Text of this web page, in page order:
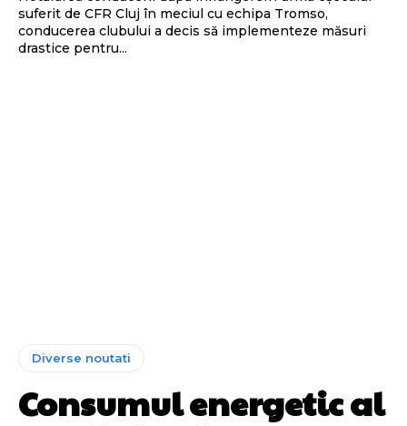
suferit de CFR Cluj în meciul cu echipa Tromso,
conducerea clubului a decis să implementeze măsuri
drastice pentru...
Diverse noutati
Consumul energetic al